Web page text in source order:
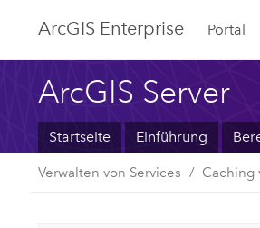
ArcGIS Enterprise Portal
ArcGIS Server
Startseite Einführung
Verwalten von Services Caching